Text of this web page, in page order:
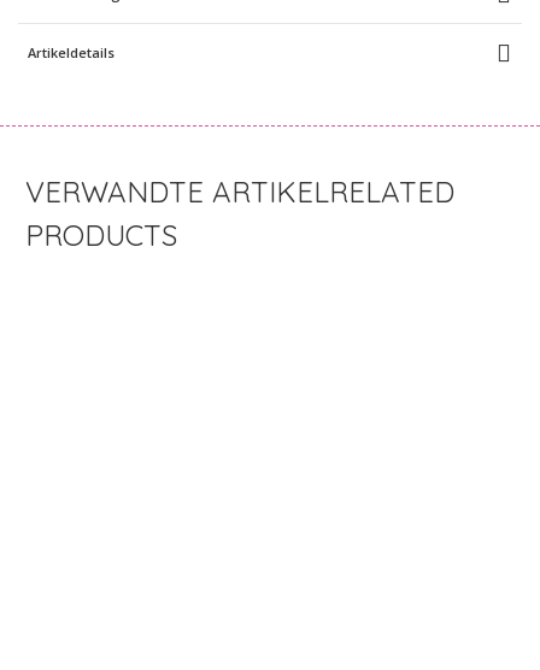
Artikeldetails
RELATED
PRODUCTS